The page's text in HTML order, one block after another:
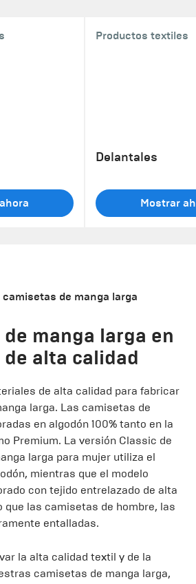
Productos textiles
Delantales
Mostrar
de manga larga
manga larga en
alta calidad
de alta calidad para fabricar
larga. Las camisetas de
en algodón 100% tanto en la
Premium. La versión Classic de
larga para mujer utiliza el
mientras que el modelo
con tejido entrelazado de alta
que las camisetas de hombre, las
entalladas.
la alta calidad textil y de la
camisetas de manga larga,